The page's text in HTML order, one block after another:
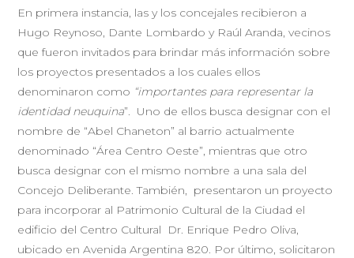
En primera instancia, las y los concejales recibieron a
Hugo Reynoso, Dante Lombardo y Raúl Aranda, vecinos
que fueron invitados para brindar más información sobre
los proyectos presentados a los cuales ellos
denominaron como “importantes para representar la
identidad neuquina”. Uno de ellos busca designar con el
nombre de “Abel Chaneton” al barrio actualmente
denominado “Área Centro Oeste”, mientras que otro
busca designar con el mismo nombre a una sala del
Concejo Deliberante. También, presentaron un proyecto
para incorporar al Patrimonio Cultural de la Ciudad el
edificio del Centro Cultural Dr. Enrique Pedro Oliva,
ubicado en Avenida Argentina 820. Por último, solicitaron